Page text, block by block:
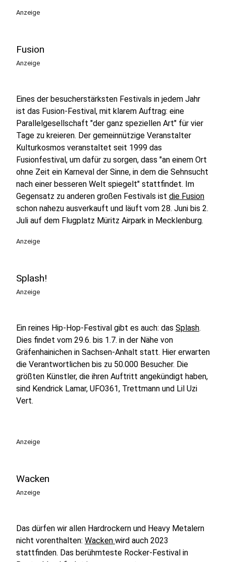
Anzeige
Fusion
Anzeige
Eines der besucherstärksten Festivals in jedem Jahr
ist das Fusion-Festival, mit klarem Auftrag: eine
Parallelgesellschaft "der ganz speziellen Art" für vier
Tage zu kreieren. Der gemeinnützige Veranstalter
Kulturkosmos veranstaltet seit 1999 das
Fusionfestival, um dafür zu sorgen, dass "an einem Ort
ohne Zeit ein Karneval der Sinne, in dem die Sehnsucht
nach einer besseren Welt spiegelt" stattfindet. Im
Gegensatz zu anderen großen Festivals ist die Fusion
schon nahezu ausverkauft und läuft vom 28. Juni bis 2.
Juli auf dem Flugplatz Müritz Airpark in Mecklenburg.
Anzeige
Splash!
Anzeige
Ein reines Hip-Hop-Festival gibt es auch: das Splash.
Dies findet vom 29.6. bis 1.7. in der Nähe von
Gräfenhainichen in Sachsen-Anhalt statt. Hier erwarten
die Verantwortlichen bis zu 50.000 Besucher. Die
größten Künstler, die ihren Auftritt angekündigt haben,
sind Kendrick Lamar, UFO361, Trettmann und Lil Uzi
Vert.
Anzeige
Wacken
Anzeige
Das dürfen wir allen Hardrockern und Heavy Metalern
nicht vorenthalten: Wacken wird auch 2023
stattfinden. Das berühmteste Rocker-Festival in